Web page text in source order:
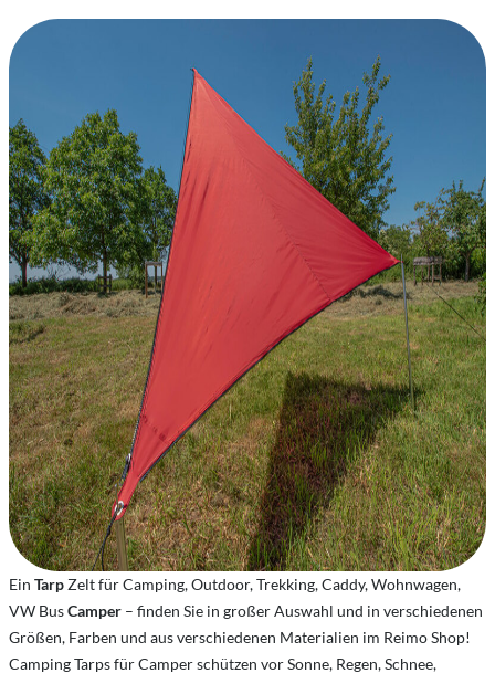
Ein TarpZelt für Camping, Outdoor, Trekking, Caddy, Wohnwagen,
VW BusCamper – finden Sie in großer Auswahl und in verschiedenen
Größen, Farben und aus verschiedenen Materialien im Reimo Shop!
Camping Tarps für Camper schützen vor Sonne, Regen, Schnee,